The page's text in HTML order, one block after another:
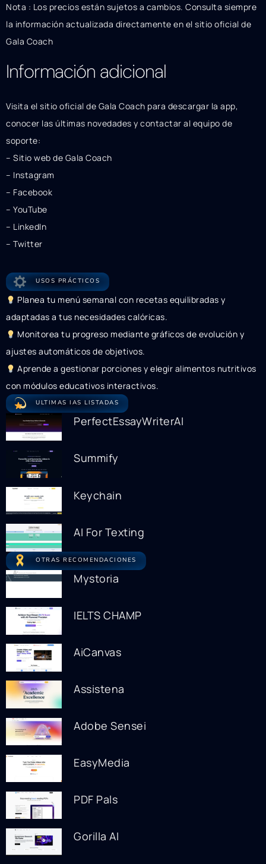
Nota : Los precios están sujetos a cambios. Consulta siempre
la información actualizada directamente en el sitio oficial de
Gala Coach
Información adicional
Visita el sitio oficial de Gala Coach para descargar la app,
conocer las últimas novedades y contactar al equipo de
soporte:
– Sitio web de Gala Coach
– Instagram
– Facebook
– YouTube
– LinkedIn
– Twitter
USOS PRÁCTICOS
Planea tu menú semanal con recetas equilibradas y
adaptadas a tus necesidades calóricas.
Monitorea tu progreso mediante gráficos de evolución y
ajustes automáticos de objetivos.
Aprende a gestionar porciones y elegir alimentos nutritivos
con módulos educativos interactivos.
ULTIMAS IAS LISTADAS
PerfectEssayWriterAI
Summify
Keychain
AI For Texting
OTRAS RECOMENDACIONES
Mystoria
IELTS CHAMP
AiCanvas
Assistena
Adobe Sensei
EasyMedia
PDF Pals
Gorilla AI